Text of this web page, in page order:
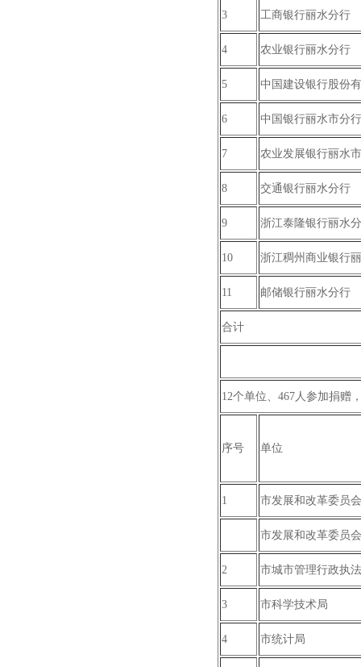
3 工商银行丽水分行
4 农业银行丽水分行
5 中国建设银行股份
6 中国银行丽水市分行
7 农业发展银行丽水
8 交通银行丽水分行
9 浙江泰隆银行丽水
10 浙江稠州商业银行
11 邮储银行丽水分行
合计
12个单位、467人参加捐赠
序号 单位
1 市发展和改革委员
市发展和改革委员
2 市城市管理行政执
3 市科学技术局
4 市统计局